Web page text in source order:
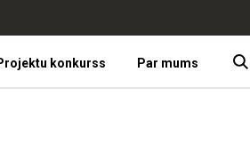
konkurss Par mums